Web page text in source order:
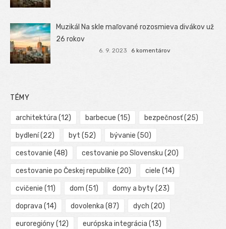
Muzikál Na skle maľované rozosmieva divákov už
26 rokov
6. 9. 2023 6 komentárov
TÉMY
architektúra (12) barbecue (15) bezpečnosť(25)
bydlení(22) byt (52) bývanie (50)
cestovanie (48) cestovanie po Slovensku (20)
cestovanie po Českej republike (20) ciele (14)
cvičenie (11) dom (51) domy a byty(23)
doprava (14) dovolenka (87) dych (20)
euroregióny(12) európska integrácia (13)